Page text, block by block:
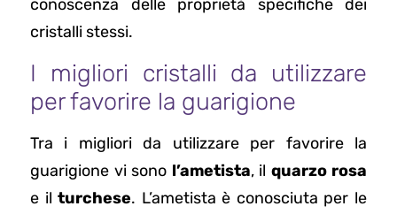
conoscenza delle proprietà specifiche dei
cristalli stessi.
I migliori cristalli da utilizzare
per favorire la guarigione
Tra i migliori da utilizzare per favorire la
guarigione vi sono l’ametista, il quarzo rosa
e ilturchese. L’ametista è conosciuta per le